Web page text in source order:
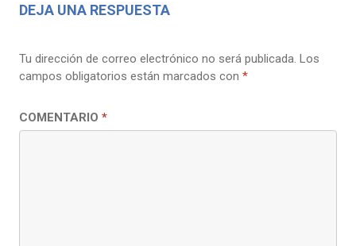
DEJA UNA RESPUESTA
Tu dirección de correo electrónico no será publicada. Los
campos obligatorios están marcados con *
COMENTARIO *